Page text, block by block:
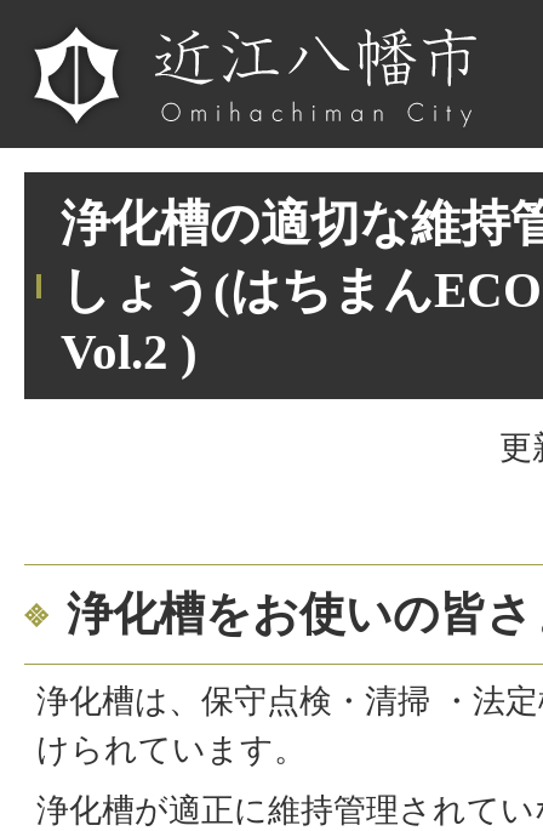
浄化槽の適切な維持
しょう(はちまん
Vol.2 )
更
浄化槽をお使いの皆
浄化槽は、保守点検・清掃 ・法
けられています。
浄化槽が適正に維持管理されて